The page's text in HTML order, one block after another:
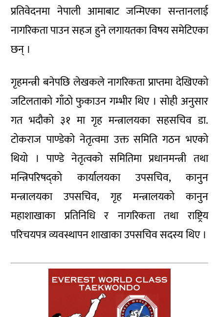
प्रतिवेदनमा नेपाली आमाबाट जन्मिएका सन्तानलाई
नागरिकता पाउन सहज हुने लगायतका विषय समेटिएका
छन् ।
गृहमन्त्री बनेपछि लेखकले नागरिकता प्राप्तमा देखिएको
जटिलताको गाँठो फुकाउन गम्भीर थिए । सोही अनुसार
गत भदौको ३१ मा गृह मन्त्रालयका सहसचिव डा.
टोकराज पाण्डेको नेतृत्वमा उक्त समिति गठन भएको
थियो । पाण्डे नेतृत्वको समितिमा प्रधानमन्त्री तथा
मन्त्रिपरिषद्को कार्यालयका उपसचिव, कानुन
मन्त्रालयका उपसचिव, गृह मन्त्रालयको कानुन
महाशाखाका प्रतिनिधि र नागरिकता तथा राष्ट्रिय
परिचयपत्र व्यवस्थापन शाखाका उपसचिव सदस्य थिए ।